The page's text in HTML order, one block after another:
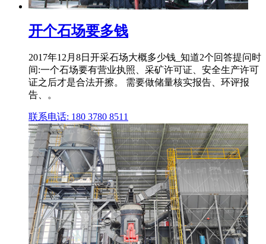
开个石场要多钱
2017年12月8日开采石场大概多少钱_知道2个回答提问时
间:一个石场要有营业执照、采矿许可证、安全生产许可
证之后才是合法开擦。 需要做储量核实报告、环评报
告、。
联系电话: 180 3780 8511